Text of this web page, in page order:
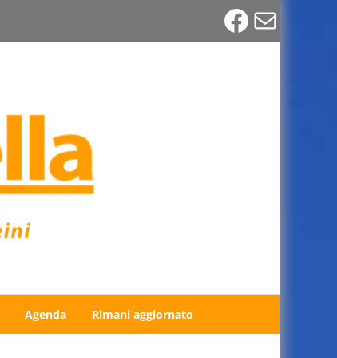
Email
Agenda Rimani aggiornato